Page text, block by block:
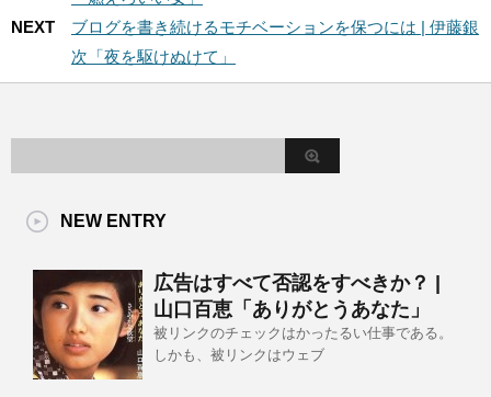
NEXT
ブログを書き続けるモチベーションを保つには | 伊藤銀
次「夜を駆けぬけて」
NEW ENTRY
広告はすべて否認をすべきか？ |
山口百恵「ありがとうあなた」
被リンクのチェックはかったるい仕事である。
しかも、被リンクはウェブ